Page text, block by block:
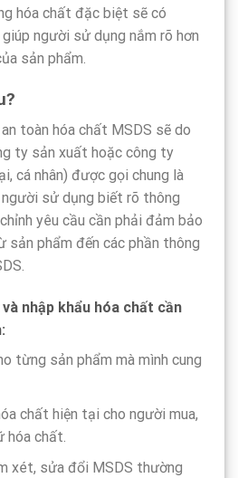
hóa chất đặc biệt sẽ có
người sử dụng nắm rõ hơn
sản phẩm.
toàn hóa chất MSDS sẽ do
ty sản xuất hoặc công ty
cá nhân) được gọi chung là
sử dụng biết rõ thông
yêu cầu cần phải đảm bảo
sản phẩm đến các phần thông
nhập khẩu hóa chất cần
:
từng sản phẩm mà mình cung
chất hiện tại cho người mua,
hóa chất.
xét, sửa đổi MSDS thường